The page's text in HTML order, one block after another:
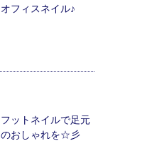
オフィスネイル♪
フットネイルで足元
のおしゃれを☆彡